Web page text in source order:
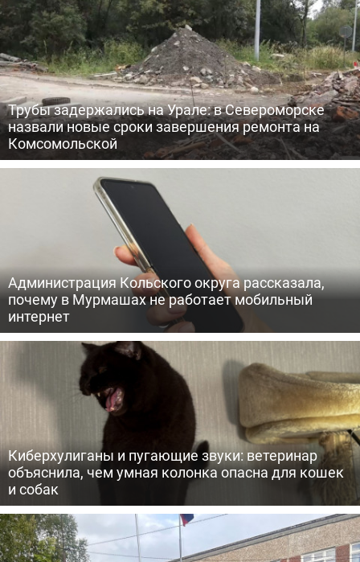
Трубы задержались на Урале: в Североморске
назвали новые сроки завершения ремонта на
Комсомольской
Администрация Кольского округа рассказала,
почему в Мурмашах не работает мобильный
интернет
Киберхулиганы и пугающие звуки: ветеринар
объяснила, чем умная колонка опасна для кошек
и собак